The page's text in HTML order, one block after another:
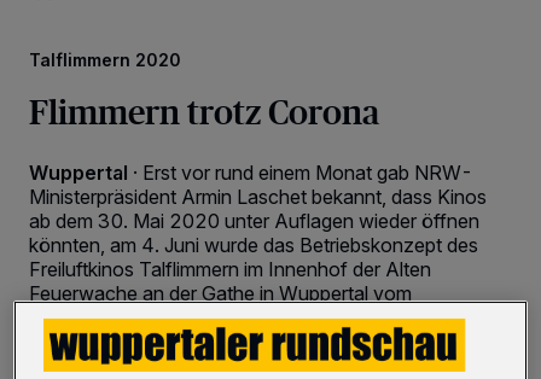
Talflimmern 2020
Flimmern trotz Corona
Wuppertal · Erst vor rund einem Monat gab NRW-
Ministerpräsident Armin Laschet bekannt, dass Kinos
ab dem 30. Mai 2020 unter Auflagen wieder öffnen
könnten, am 4. Juni wurde das Betriebskonzept des
Freiluftkinos Talflimmern im Innenhof der Alten
Feuerwache an der Gathe in Wuppertal vom
Ordnungsamt genehmigt, nun geht das Sommerkino
Anfang Juli an den Start - und die Betreiber blicken
trotz Pandemie nach vorn.